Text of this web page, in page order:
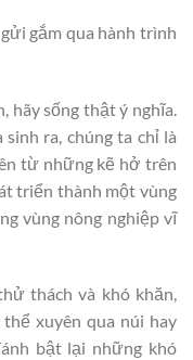
gắm qua hành trình
hãy sống thật ý nghĩa.
ra, chúng ta chỉ là
từ những kẽ hở trên
triển thành một vùng
vùng nông nghiệp vĩ
thách và khó khăn,
xuyên qua núi hay
bật lại những khó